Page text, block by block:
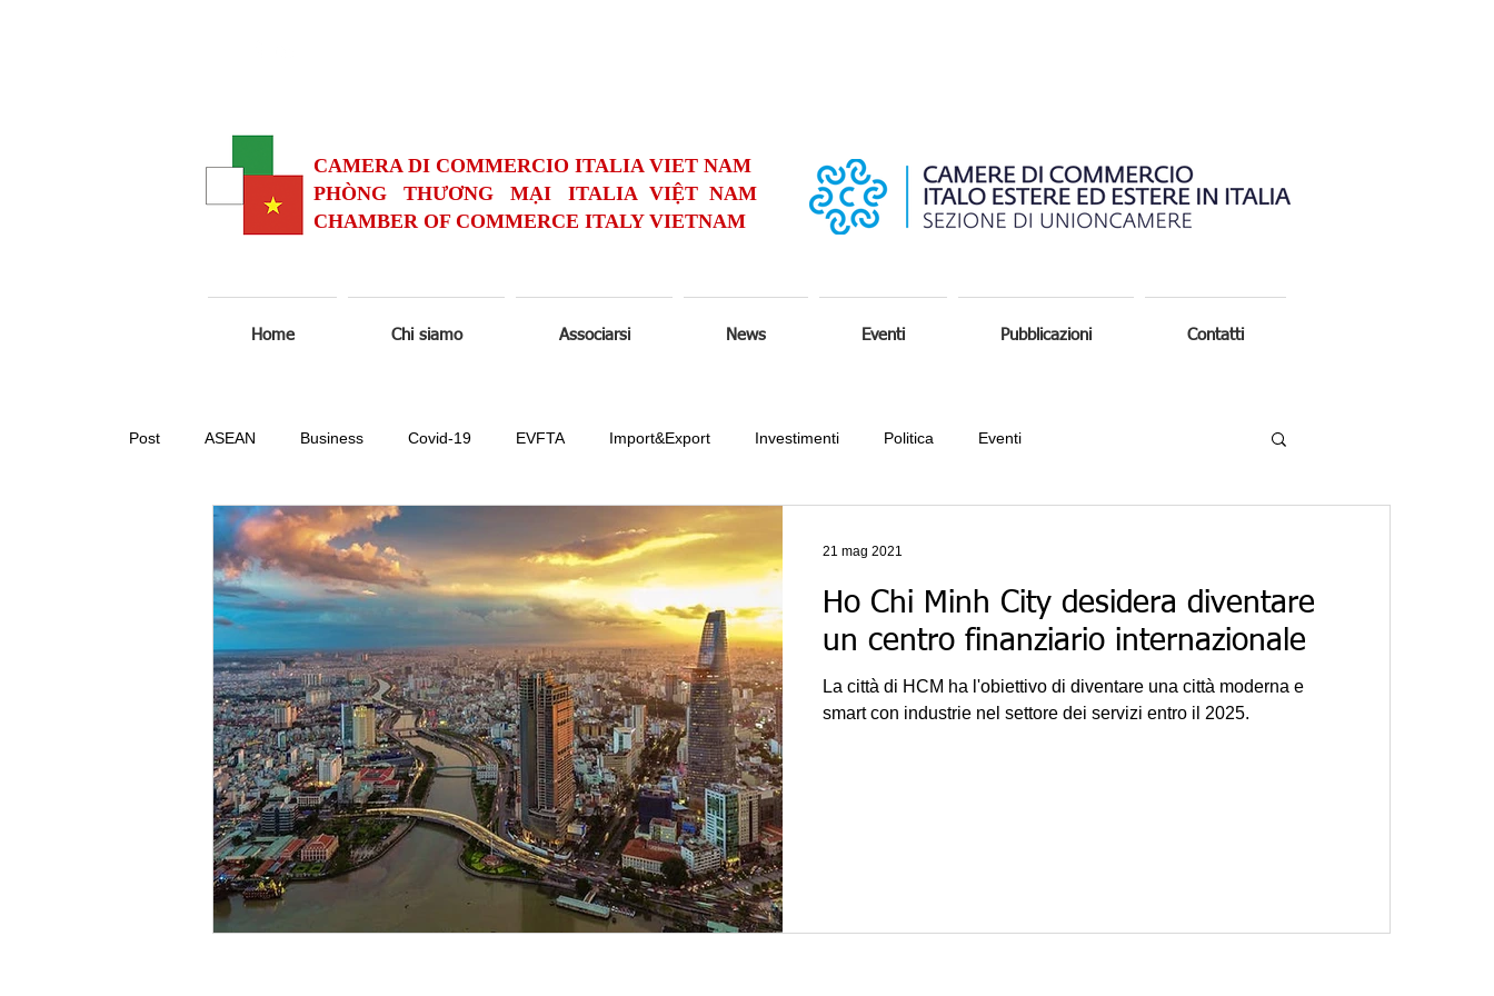
CAMERA DI COMMERCIO ITALIA VIET NAM
PHÒNG THƯƠNG MẠI ITALIA VIỆT NAM
CHAMBER OF COMMERCE ITALY VIETNAM
Home Chi siamo Associarsi News Eventi Pubblicazioni Contatti
Post ASEAN Business Covid-19 EVFTA Import&Export Investimenti Politica Eventi
Ho Chi Minh City desidera diventare
un centro finanziario internazionale
La città di HCM ha l'obiettivo di diventare una città moderna e
smart con industrie nel settore dei servizi entro il 2025.
21 mag 2021